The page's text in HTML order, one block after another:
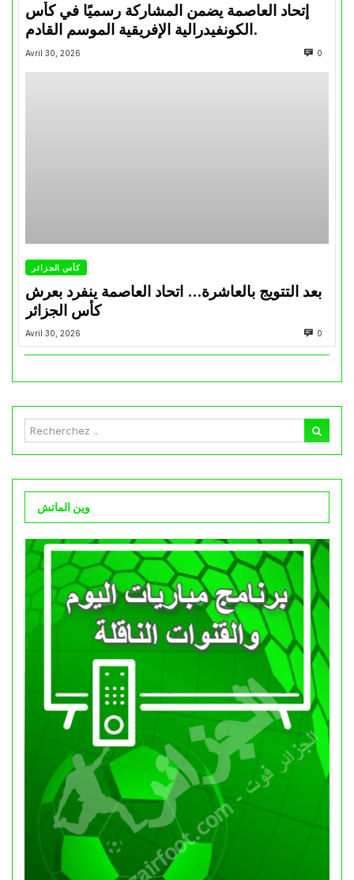
إتحاد العاصمة يضمن المشاركة رسميًا في كأس
الكونفيدرالية الإفريقية الموسم القادم.
Avril 30, 2026 0
كأس الجزائر
بعد التتويج بالعاشرة… اتحاد العاصمة ينفرد بعرش
كأس الجزائر
Avril 30, 2026 0
وين الماتش